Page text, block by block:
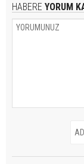
HABERE YORUM